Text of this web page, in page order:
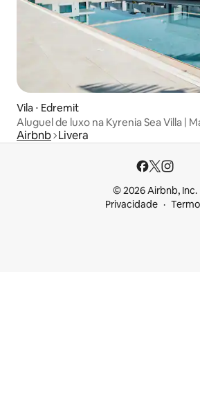
Vila ⋅ Edremit
Aluguel de luxo na Kyrenia Sea Villa |
Airbnb Livera
© 2026 Airbnb, Inc.
Privacidade